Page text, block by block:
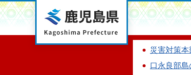
鹿児島県
災害対策
口永良部